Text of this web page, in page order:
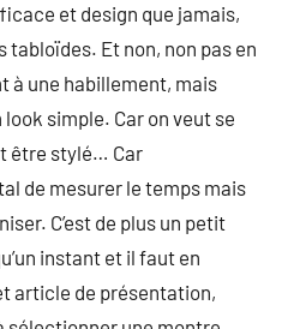
et design que jamais,
tabloïdes. Et non, non pas en
à une habillement, mais
simple. Car on veut se
être stylé… Car
de mesurer le temps mais
C’est de plus un petit
instant et il faut en
article de présentation,